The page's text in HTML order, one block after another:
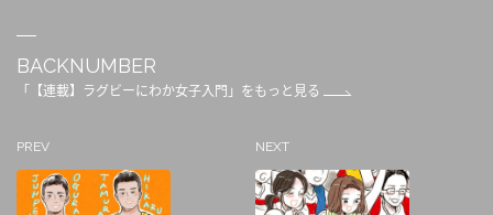
BACKNUMBER
「【連載】ラグビーにわか女子入門」をもっと見る
PREV NEXT